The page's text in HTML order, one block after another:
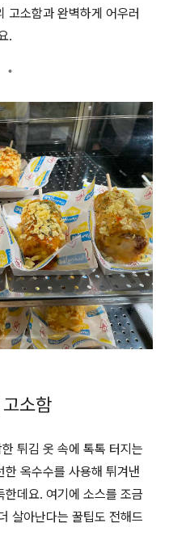
고소함과 완벽하게 어우러
.
소함
튀김 옷 속에 톡톡 터지는
옥수수를 사용해 튀겨낸
데요. 여기에 소스를 조금
살아난다는 꿀팁도 전해드